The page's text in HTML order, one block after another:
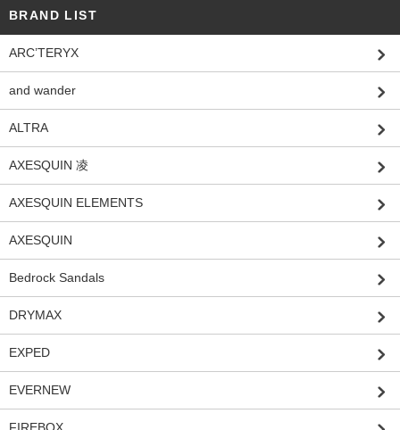
BRAND LIST
ARC’TERYX
and wander
ALTRA
AXESQUIN 凌
AXESQUIN ELEMENTS
AXESQUIN
Bedrock Sandals
DRYMAX
EXPED
EVERNEW